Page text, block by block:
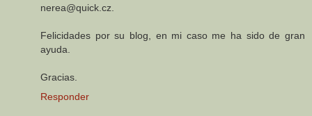
nerea@quick.cz.
Felicidades por su blog, en mi caso me ha sido de gran
ayuda.
Gracias.
Responder